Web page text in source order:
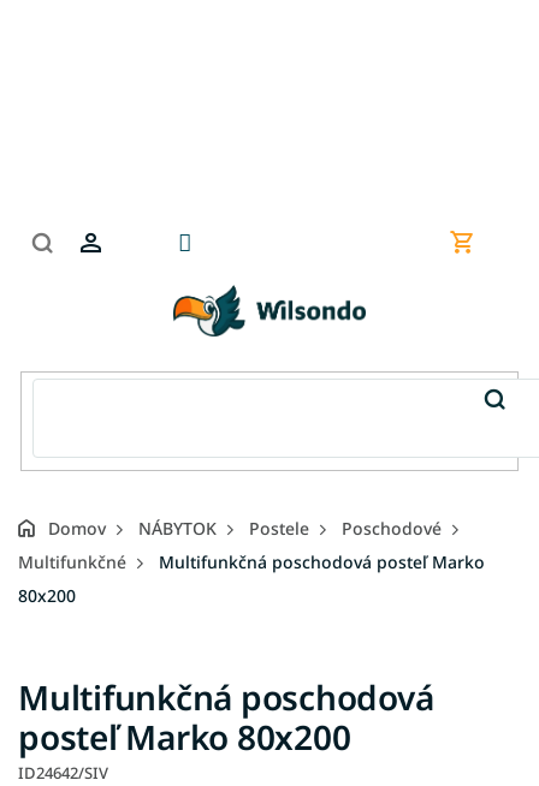
Domov NÁBYTOK Postele
Poschodové
Multifunkčné
Multifunkčná poschodová posteľ Marko
80x200
Multifunkčná poschodová
posteľ Marko 80x200
ID24642/SIV